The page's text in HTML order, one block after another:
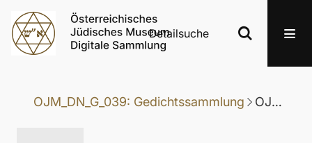
Detailsuche
OJM_DN_G_039: Gedichtssammlung OJM_DN_G_039-040: Gedicht